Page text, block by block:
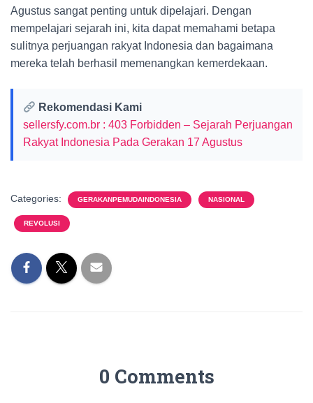
Agustus sangat penting untuk dipelajari. Dengan
mempelajari sejarah ini, kita dapat memahami betapa
sulitnya perjuangan rakyat Indonesia dan bagaimana
mereka telah berhasil memenangkan kemerdekaan.
Rekomendasi Kami
sellersfy.com.br : 403 Forbidden – Sejarah Perjuangan
Rakyat Indonesia Pada Gerakan 17 Agustus
Categories: GERAKANPEMUDAINDONESIA NASIONAL
REVOLUSI
0 Comments